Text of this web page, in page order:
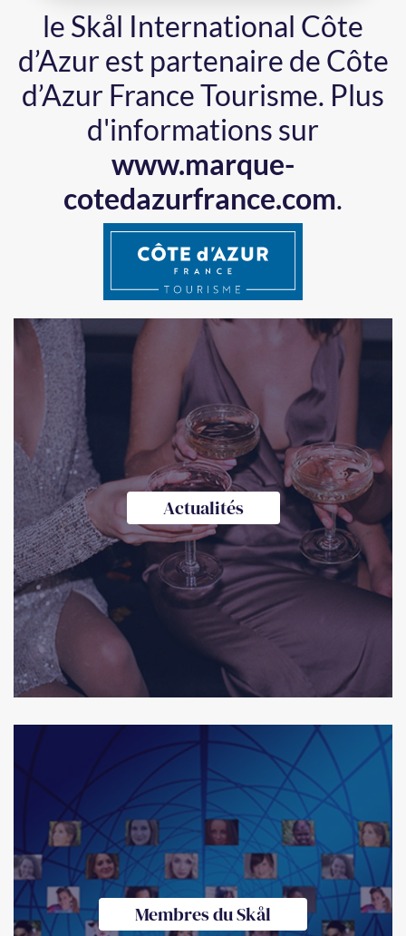
le Skål International Côte
d’Azur est partenaire de Côte
d’Azur France Tourisme. Plus
d'informations sur
www.marque-
cotedazurfrance.com.
Actualités
Membres du Skål